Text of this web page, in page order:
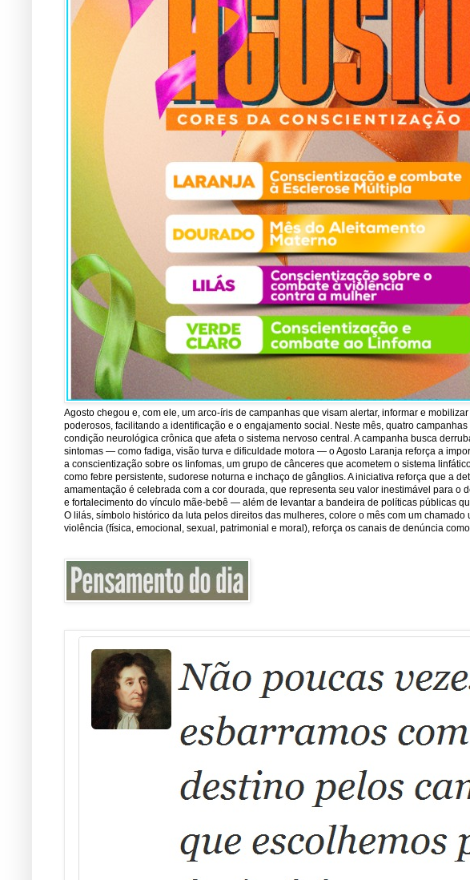
Agosto chegou e, com ele, um arco-íris de campanhas que visam alertar, informar e
poderosos, facilitando a identificação e o engajamento social. Neste mês, quatro
condição neurológica crônica que afeta o sistema nervoso central. A campanha busca
sintomas — como fadiga, visão turva e dificuldade motora — o Agosto Laranja reforça a
a conscientização sobre os linfomas, um grupo de cânceres que acometem o sistema
como febre persistente, sudorese noturna e inchaço de gânglios. A iniciativa reforça que a
amamentação é celebrada com a cor dourada, que representa seu valor inestimável para
e fortalecimento do vínculo mãe-bebê — além de levantar a bandeira de políticas públicas
O lilás, símbolo histórico da luta pelos direitos das mulheres, colore o mês com um
violência (física, emocional, sexual, patrimonial e moral), reforça os canais de denúncia